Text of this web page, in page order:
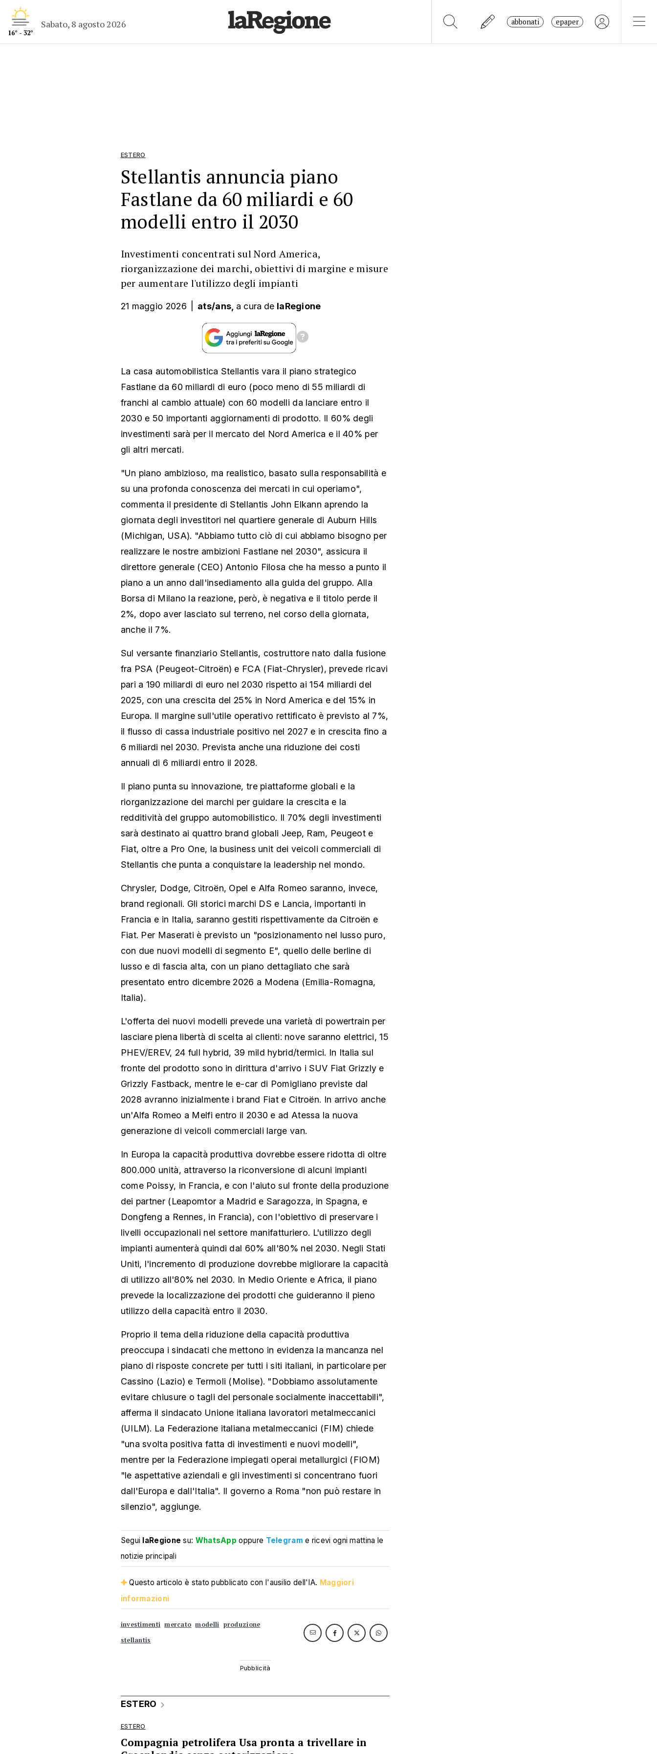
16° - 32°
Sabato, 8 agosto 2026 abbonati epaper
ESTERO
Stellantis annuncia piano
Fastlane da 60 miliardi e 60
modelli entro il 2030
Investimenti concentrati sul Nord America,
riorganizzazione dei marchi, obiettivi di margine e misure
per aumentare l'utilizzo degli impianti
21 maggio 2026 ats/ans, a cura de laRegione
La casa automobilistica Stellantis vara il piano strategico
Fastlane da 60 miliardi di euro (poco meno di 55 miliardi di
franchi al cambio attuale) con 60 modelli da lanciare entro il
2030 e 50 importanti aggiornamenti di prodotto. Il 60% degli
investimenti sarà per il mercato del Nord America e il 40% per
gli altri mercati.
"Un piano ambizioso, ma realistico, basato sulla responsabilità e
su una profonda conoscenza dei mercati in cui operiamo",
commenta il presidente di Stellantis John Elkann aprendo la
giornata degli investitori nel quartiere generale di Auburn Hills
(Michigan, USA). "Abbiamo tutto ciò di cui abbiamo bisogno per
realizzare le nostre ambizioni Fastlane nel 2030", assicura il
direttore generale (CEO) Antonio Filosa che ha messo a punto il
piano a un anno dall'insediamento alla guida del gruppo. Alla
Borsa di Milano la reazione, però, è negativa e il titolo perde il
2%, dopo aver lasciato sul terreno, nel corso della giornata,
anche il 7%.
Sul versante finanziario Stellantis, costruttore nato dalla fusione
fra PSA (Peugeot-Citroën) e FCA (Fiat-Chrysler), prevede ricavi
pari a 190 miliardi di euro nel 2030 rispetto ai 154 miliardi del
2025, con una crescita del 25% in Nord America e del 15% in
Europa. Il margine sull'utile operativo rettificato è previsto al 7%,
il flusso di cassa industriale positivo nel 2027 e in crescita fino a
6 miliardi nel 2030. Prevista anche una riduzione dei costi
annuali di 6 miliardi entro il 2028.
Il piano punta su innovazione, tre piattaforme globali e la
riorganizzazione dei marchi per guidare la crescita e la
redditività del gruppo automobilistico. Il 70% degli investimenti
sarà destinato ai quattro brand globali Jeep, Ram, Peugeot e
Fiat, oltre a Pro One, la business unit dei veicoli commerciali di
Stellantis che punta a conquistare la leadership nel mondo.
Chrysler, Dodge, Citroën, Opel e Alfa Romeo saranno, invece,
brand regionali. Gli storici marchi DS e Lancia, importanti in
Francia e in Italia, saranno gestiti rispettivamente da Citroën e
Fiat. Per Maserati è previsto un "posizionamento nel lusso puro,
con due nuovi modelli di segmento E", quello delle berline di
lusso e di fascia alta, con un piano dettagliato che sarà
presentato entro dicembre 2026 a Modena (Emilia-Romagna,
Italia).
L'offerta dei nuovi modelli prevede una varietà di powertrain per
lasciare piena libertà di scelta ai clienti: nove saranno elettrici, 15
PHEV/EREV, 24 full hybrid, 39 mild hybrid/termici. In Italia sul
fronte del prodotto sono in dirittura d'arrivo i SUV Fiat Grizzly e
Grizzly Fastback, mentre le e-car di Pomigliano previste dal
2028 avranno inizialmente i brand Fiat e Citroën. In arrivo anche
un'Alfa Romeo a Melfi entro il 2030 e ad Atessa la nuova
generazione di veicoli commerciali large van.
In Europa la capacità produttiva dovrebbe essere ridotta di oltre
800.000 unità, attraverso la riconversione di alcuni impianti
come Poissy, in Francia, e con l'aiuto sul fronte della produzione
dei partner (Leapomtor a Madrid e Saragozza, in Spagna, e
Dongfeng a Rennes, in Francia), con l'obiettivo di preservare i
livelli occupazionali nel settore manifatturiero. L'utilizzo degli
impianti aumenterà quindi dal 60% all'80% nel 2030. Negli Stati
Uniti, l'incremento di produzione dovrebbe migliorare la capacità
di utilizzo all'80% nel 2030. In Medio Oriente e Africa, il piano
prevede la localizzazione dei prodotti che guideranno il pieno
utilizzo della capacità entro il 2030.
Proprio il tema della riduzione della capacità produttiva
preoccupa i sindacati che mettono in evidenza la mancanza nel
piano di risposte concrete per tutti i siti italiani, in particolare per
Cassino (Lazio) e Termoli (Molise). "Dobbiamo assolutamente
evitare chiusure o tagli del personale socialmente inaccettabili",
afferma il sindacato Unione italiana lavoratori metalmeccanici
(UILM). La Federazione italiana metalmeccanici (FIM) chiede
"una svolta positiva fatta di investimenti e nuovi modelli",
mentre per la Federazione impiegati operai metallurgici (FIOM)
"le aspettative aziendali e gli investimenti si concentrano fuori
dall'Europa e dall'Italia". Il governo a Roma "non può restare in
silenzio", aggiunge.
Segui laRegione su: WhatsApp oppure Telegram e ricevi ogni mattina le
notizie principali
Questo articolo è stato pubblicato con l'ausilio dell'IA. Maggiori
informazioni
investimenti mercato modelli produzione
stellantis
ESTERO
ESTERO
Compagnia petrolifera Usa pronta a trivellare in